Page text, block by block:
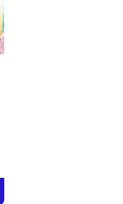
Balongan Dukung Net